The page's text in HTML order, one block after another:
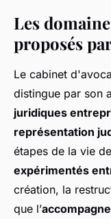
Les
proposés
Le cabinet
distingue par son
juridiques
représentation
étapes de la vie
expérimentés
création, la
que l’